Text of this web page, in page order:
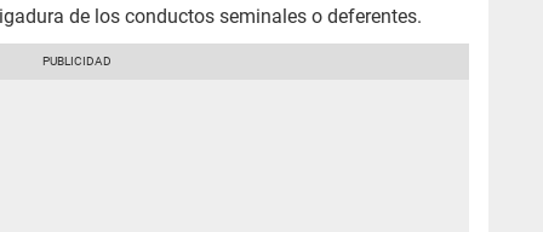
de los conductos seminales o deferentes.